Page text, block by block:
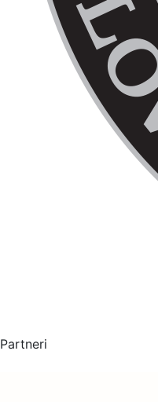
Partneri